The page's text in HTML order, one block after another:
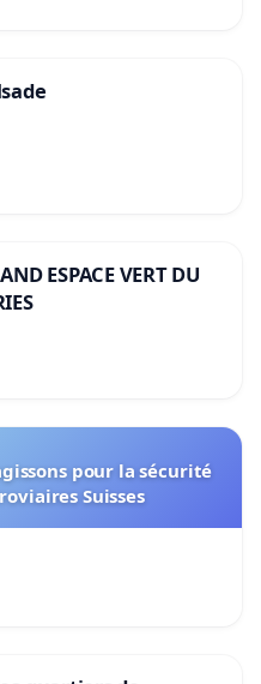
ESPACE VERT DU
pour la sécurité
Suisses